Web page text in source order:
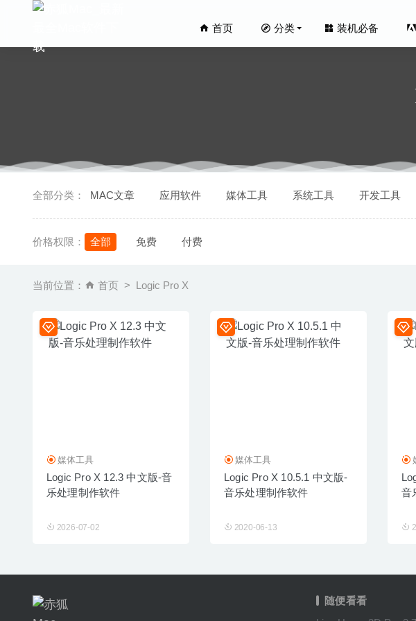
首页 分类 装机必备
全部分类： MAC文章 应用软件 媒体工具 系统工具 开发工具
价格权限： 全部 免费 付费
当前位置： 首页 Logic Pro X
媒体工具
Logic Pro X 12.3 中文版-音
乐处理制作软件
2026-07-02
媒体工具
Logic Pro X 10.5.1 中文版-
音乐处理制作软件
2020-06-13
音
随便看看